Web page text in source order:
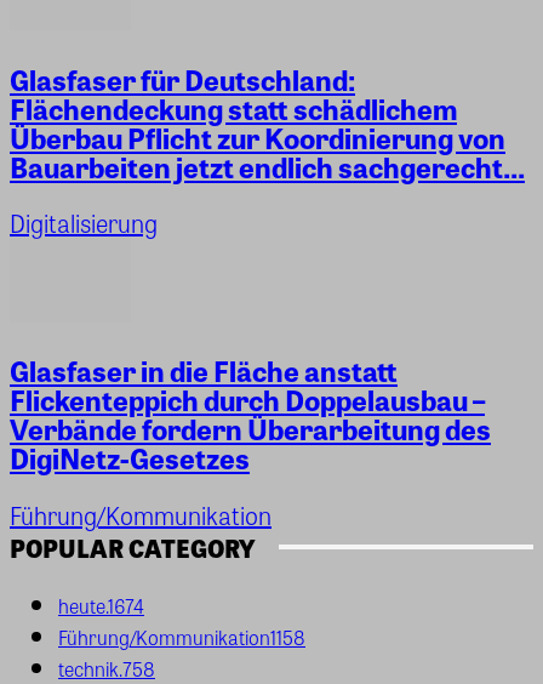
Glasfaser für Deutschland:
Flächendeckung statt schädlichem
Überbau Pflicht zur Koordinierung von
Bauarbeiten jetzt endlich sachgerecht...
Digitalisierung
Glasfaser in die Fläche anstatt
Flickenteppich durch Doppelausbau –
Verbände fordern Überarbeitung des
DigiNetz-Gesetzes
Führung/Kommunikation
POPULAR CATEGORY
heute.1674
Führung/Kommunikation1158
technik.758